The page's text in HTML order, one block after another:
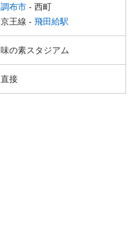
調布市 - 西町
京王線 - 飛田給駅
味の素スタジアム
直接